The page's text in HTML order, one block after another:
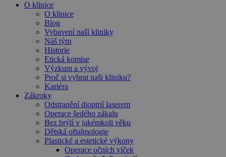
O klinice
O klinice
Blog
Vybavení naší kliniky
Náš tým
Historie
Etická komise
Výzkum a vývoj
Proč si vybrat naši kliniku?
Kariéra
Zákroky
Odstranění dioptrií laserem
Operace šedého zákalu
Bez brýlí v jakémkoli věku
Dětská oftalmologie
Plastické a estetické výkony
Operace očních víček